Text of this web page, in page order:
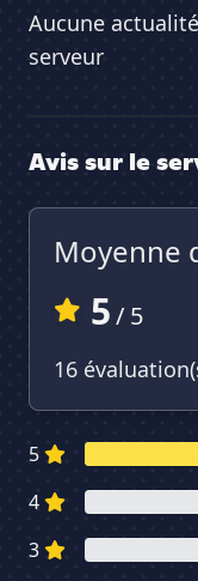
Aucune
serveur
Avis sur le
Moyenne
5/ 5
16
5
4
3